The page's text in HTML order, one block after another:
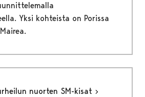
Yksi kohteista on Porissa
nuorten SM-kisat